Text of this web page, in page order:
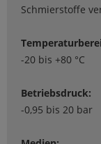
Schmierstoffe
-20 bis +80 °C
Betriebsdruck:
-0,95 bis 20 bar